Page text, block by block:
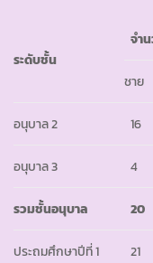
ระดับชั้น
จำ
ชาย
อนุบาล 2 16
อนุบาล 3 4
รวมชั้นอนุบาล 20
ประถมศึกษาปีที่ 1 21